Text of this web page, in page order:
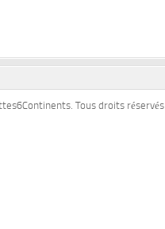
Tous droits réservés